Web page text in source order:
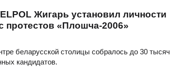
Жигарь установил личности
протестов «Плошча-2006»
беларусской столицы собралось до 30 тысяч
кандидатов.